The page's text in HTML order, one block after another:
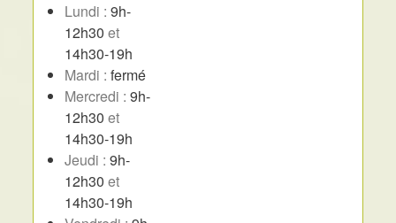
Lundi : 9h-
12h30 et
14h30-19h
Mardi : fermé
Mercredi : 9h-
12h30 et
14h30-19h
Jeudi : 9h-
12h30 et
14h30-19h